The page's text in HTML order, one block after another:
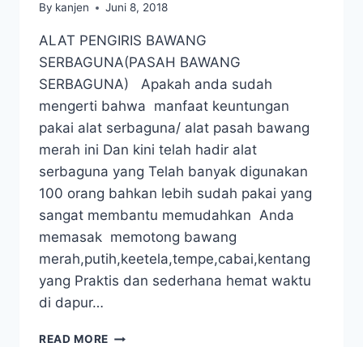
By kanjen Juni 8, 2018
ALAT PENGIRIS BAWANG
SERBAGUNA(PASAH BAWANG
SERBAGUNA) Apakah anda sudah
mengerti bahwa manfaat keuntungan
pakai alat serbaguna/ alat pasah bawang
merah ini Dan kini telah hadir alat
serbaguna yang Telah banyak digunakan
100 orang bahkan lebih sudah pakai yang
sangat membantu memudahkan Anda
memasak memotong bawang
merah,putih,keetela,tempe,cabai,kentang
yang Praktis dan sederhana hemat waktu
di dapur…
READ MORE